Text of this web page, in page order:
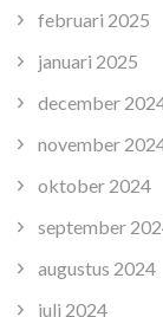
februari 2025
januari 2025
december
november
oktober 2024
september
augustus 2024
juli 2024